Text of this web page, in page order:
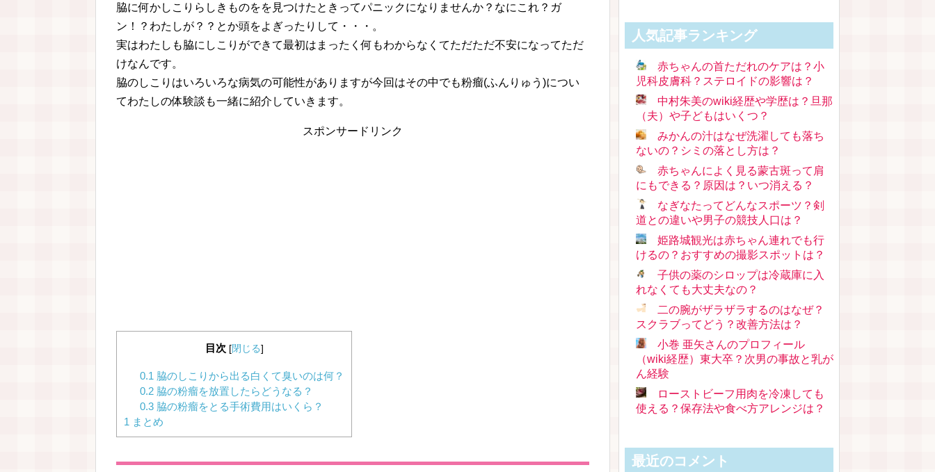
脇に何かしこりらしきものをを見つけたときってパニックになりませんか？なにこれ？ガ
ン！？わたしが？？とか頭をよぎったりして・・・。
実はわたしも脇にしこりができて最初はまったく何もわからなくてただただ不安になってただ
けなんです。
脇のしこりはいろいろな病気の可能性がありますが今回はその中でも粉瘤(ふんりゅう)につい
てわたしの体験談も一緒に紹介していきます。
スポンサードリンク
目次 [閉じる]
0.1 脇のしこりから出る白くて臭いのは何？
0.2脇の粉瘤を放置したらどうなる？
0.3脇の粉瘤をとる手術費用はいくら？
1 まとめ
人気記事ランキング
赤ちゃんの首ただれのケアは？小
児科皮膚科？ステロイドの影響は？
中村朱美のwiki経歴や学歴は？旦那
（夫）や子どもはいくつ？
みかんの汁はなぜ洗濯しても落ち
ないの？シミの落とし方は？
赤ちゃんによく見る蒙古斑って肩
にもできる？原因は？いつ消える？
なぎなたってどんなスポーツ？剣
道との違いや男子の競技人口は？
姫路城観光は赤ちゃん連れでも行
けるの？おすすめの撮影スポットは？
子供の薬のシロップは冷蔵庫に入
れなくても大丈夫なの？
二の腕がザラザラするのはなぜ？
スクラブってどう？改善方法は？
小巻 亜矢さんのプロフィール
（wiki経歴）東大卒？次男の事故と乳が
ん経験
ローストビーフ用肉を冷凍しても
使える？保存法や食べ方アレンジは？
最近のコメント